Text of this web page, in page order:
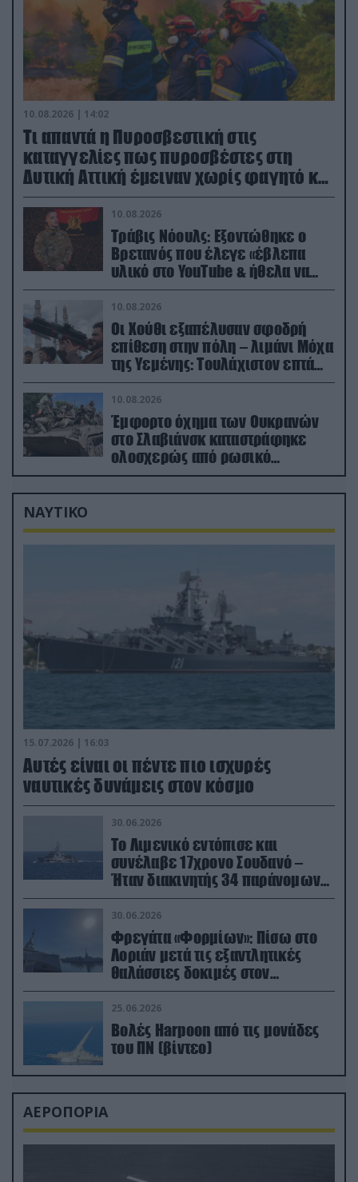
10.08.2026 | 14:02
Τι απαντά η Πυροσβεστική στις
καταγγελίες πως πυροσβέστες στη
Δυτική Αττική έμειναν χωρίς φαγητό και
νερό
10.08.2026
Τράβις Νόουλς: Εξοντώθηκε ο
Βρετανός που έλεγε «έβλεπα
υλικό στο YouTube & ήθελα να
καθαρίσω τους Ρώσους» (βίντεο)
10.08.2026
Οι Χούθι εξαπέλυσαν σφοδρή
επίθεση στην πόλη – λιμάνι Μόχα
της Υεμένης: Toυλάχιστον επτά
νεκροί (βίντεο)
10.08.2026
Έμφορτο όχημα των Ουκρανών
στο Σλαβιάνσκ καταστράφηκε
ολοσχερώς από ρωσικό
μαχητικό μέσα στην πόλη!
(βίντεο)
ΝΑΥΤΙΚΟ
15.07.2026 | 16:03
Aυτές είναι οι πέντε πιο ισχυρές
ναυτικές δυνάμεις στον κόσμο
30.06.2026
Το Λιμενικό εντόπισε και
συνέλαβε 17χρονο Σουδανό –
Ήταν διακινητής 34 παράνομων
μεταναστών
30.06.2026
Φρεγάτα «Φορμίων»: Πίσω στο
Λοριάν μετά τις εξαντλητικές
θαλάσσιες δοκιμές στον
απαιτητικό Βισκαϊκό
25.06.2026
Βολές Harpoon από τις μονάδες
του ΠΝ (βίντεο)
ΑΕΡΟΠΟΡΙΑ